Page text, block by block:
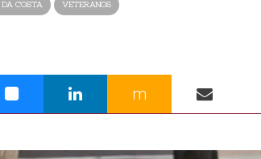
COSTA VETERANOS
m